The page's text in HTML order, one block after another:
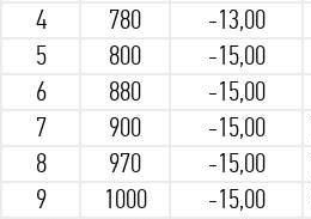
4
780 -13,00
5
800 -15,00
6
880 -15,00
7
900 -15,00
8
970 -15,00
9
1000 -15,00